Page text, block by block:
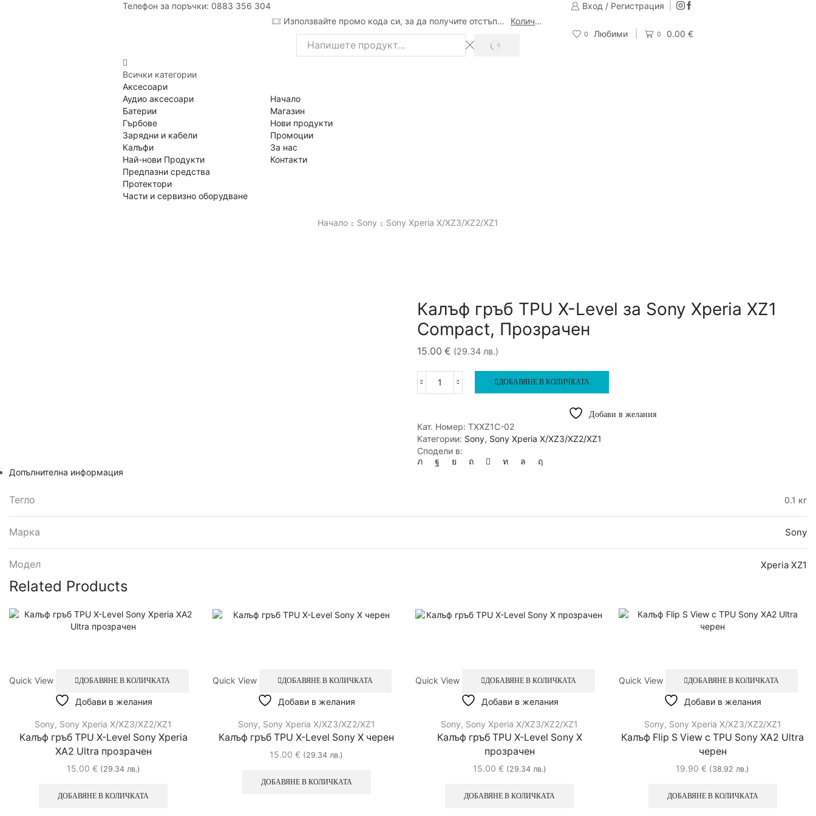
Телефон за поръчки: 0883 356 304
Вход / Регистрация
Използвайте промо кода си, за да получите отстъпка
Количка
Search
SEARCH
0 Любими 0 0.00 €
Всички категории
Аксесоари
Аудио аксесоари
Батерии
Гърбове
Зарядни и кабели
Калъфи
Най-нови Продукти
Предпазни средства
Протектори
Части и сервизно оборудване
Начало
Магазин
Нови продукти
Промоции
За нас
Контакти
Начало Sony Sony Xperia X/XZ3/XZ2/XZ1
Калъф гръб TPU X-Level за Sony Xperia XZ1
Compact, Прозрачен
15.00 € (29.34 лв.)
количество
гръб
TPU
X-
Level
ДОБАВЯНЕ В КОЛИЧКАТА
Добави в желания
Кат. Номер: TXXZ1C-02
Категории: Sony, Sony Xperia X/XZ3/XZ2/XZ1
Сподели в:
Допълнителна информация
Тегло 0.1 кг
Марка Sony
Модел Xperia XZ1
Related Products
Quick View ДОБАВЯНЕ В КОЛИЧКАТА
Добави в желания
Sony, Sony Xperia X/XZ3/XZ2/XZ1
Калъф гръб TPU X-Level Sony Xperia
XA2 Ultra прозрачен
15.00 € (29.34 лв.)
ДОБАВЯНЕ В КОЛИЧКАТА
Quick View ДОБАВЯНЕ В КОЛИЧКАТА
Добави в желания
Sony, Sony Xperia X/XZ3/XZ2/XZ1
Калъф гръб TPU X-Level Sony X черен
15.00€ (29.34 лв.)
ДОБАВЯНЕ В КОЛИЧКАТА
Quick View ДОБАВЯНЕ В КОЛИЧКАТА
Добави в желания
Sony, Sony Xperia X/XZ3/XZ2/XZ1
Калъф гръб TPU X-Level Sony X
прозрачен
15.00 € (29.34 лв.)
ДОБАВЯНЕ В КОЛИЧКАТА
Quick View ДОБАВЯНЕ В КОЛИЧКАТА
Добави в желания
Sony, Sony Xperia X/XZ3/XZ2/XZ1
Калъф Flip S View с TPU Sony XA2 Ultra
черен
19.90€ (38.92 лв.)
ДОБАВЯНЕ В КОЛИЧКАТА